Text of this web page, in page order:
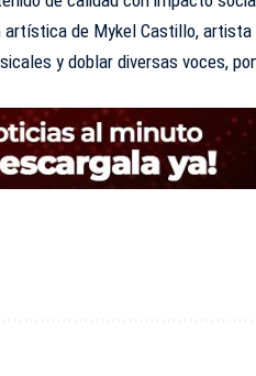
artística de Mykel Castillo,
y doblar diversas voces,